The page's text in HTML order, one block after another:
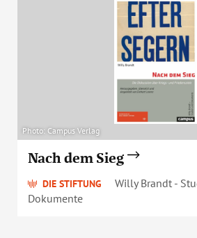
Photo: Campus Verlag
Nach dem Sieg
DIE STIFTUNG
Willy Brandt -
Dokumente